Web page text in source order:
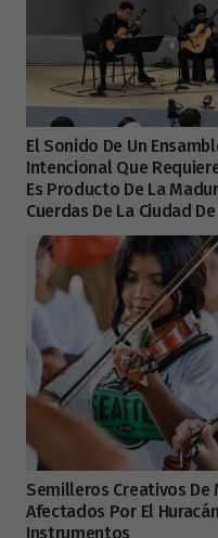
El Sonido De Un
Intencional Que
Es Producto De La
Cuerdas De La Ciudad
Semilleros Creativos De
Afectados Por El
Instrumentos